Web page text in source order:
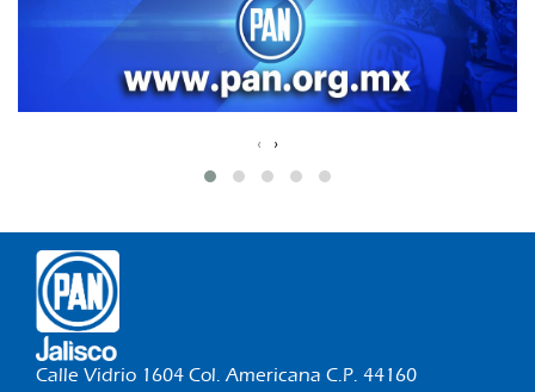
‹ ›
Calle Vidrio 1604 Col. Americana C.P. 44160